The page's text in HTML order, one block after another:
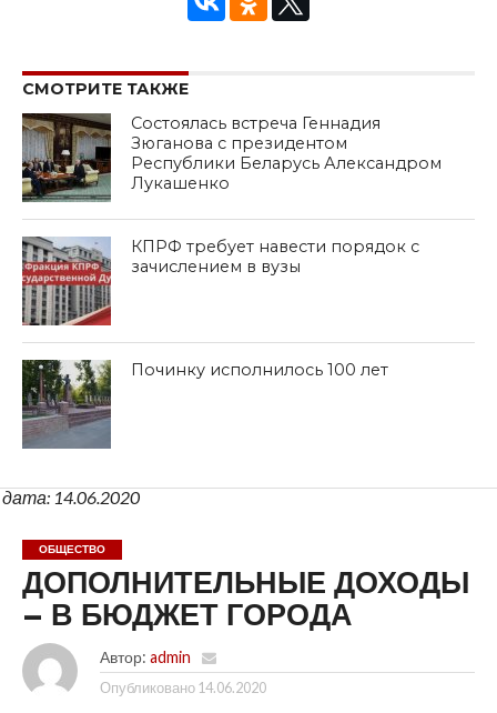
СМОТРИТЕ ТАКЖЕ
Состоялась встреча Геннадия
Зюганова с президентом
Республики Беларусь Александром
Лукашенко
КПРФ требует навести порядок с
зачислением в вузы
Починку исполнилось 100 лет
дата: 14.06.2020
ОБЩЕСТВО
ДОПОЛНИТЕЛЬНЫЕ ДОХОДЫ
– В БЮДЖЕТ ГОРОДА
Автор: admin
Опубликовано 14.06.2020